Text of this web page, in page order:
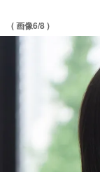
( 画像6/8 )